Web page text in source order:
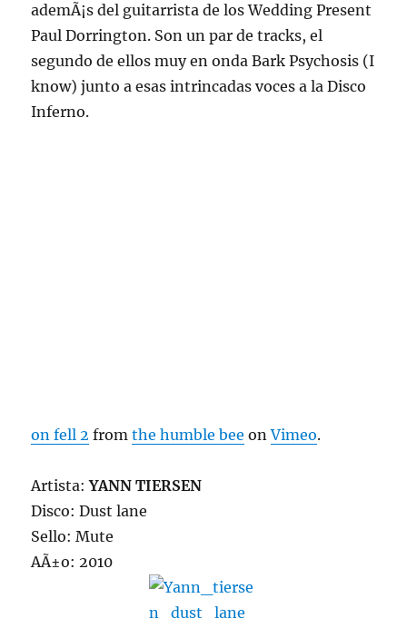
ademÃ¡s del guitarrista de los Wedding Present
Paul Dorrington. Son un par de tracks, el
segundo de ellos muy en onda Bark Psychosis (I
know) junto a esas intrincadas voces a la Disco
Inferno.
on fell 2 fromthe humble bee onVimeo.
Artista:YANN TIERSEN
Disco: Dust lane
Sello: Mute
AÃ±o: 2010